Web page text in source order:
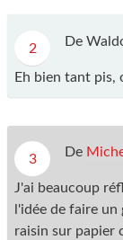
2 De
Eh bien tant pis,
3 De
J'ai beaucoup
l'idée de faire
raisin sur papier